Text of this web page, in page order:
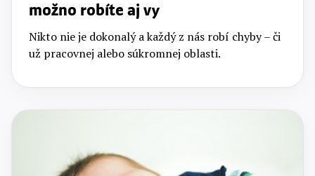
možno robíte aj vy
Nikto nie je dokonalý a každý z nás robí chyby – či
už pracovnej alebo súkromnej oblasti.